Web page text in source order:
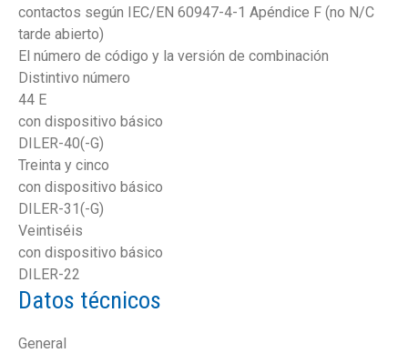
contactos según IEC/EN 60947-4-1 Apéndice F (no N/C
tarde abierto)
El número de código y la versión de combinación
Distintivo número
44 E
con dispositivo básico
DILER-40(-G)
Treinta y cinco
con dispositivo básico
DILER-31(-G)
Veintiséis
con dispositivo básico
DILER-22
Datos técnicos
General